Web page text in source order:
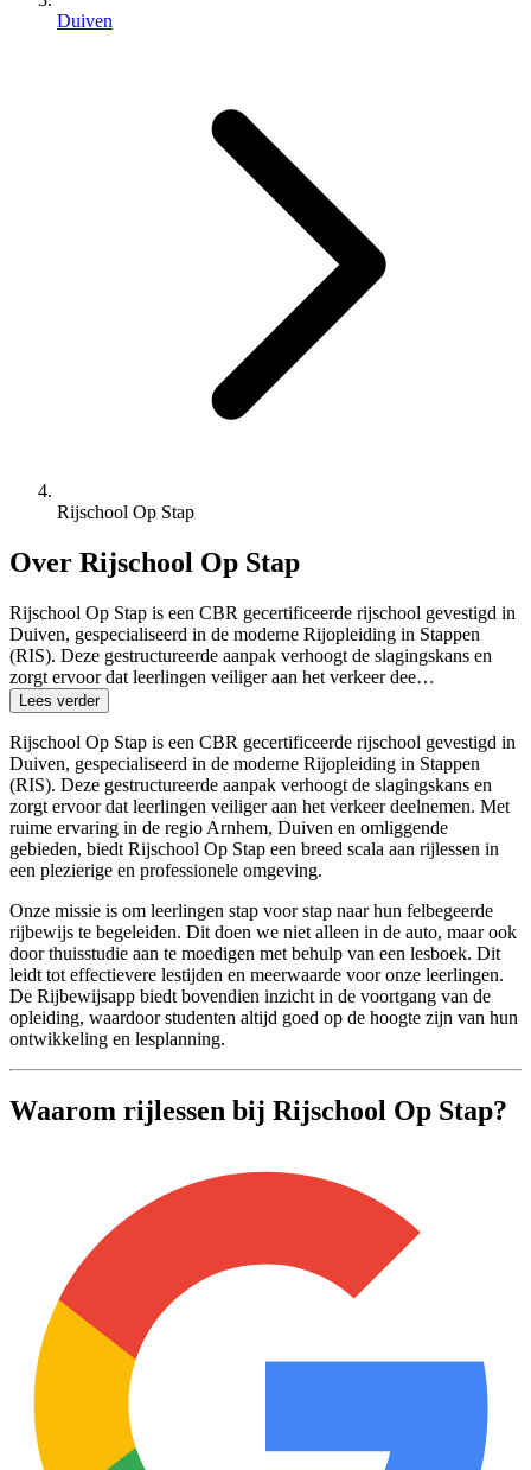
Duiven
Rijschool Op Stap
Over Rijschool Op Stap
Rijschool Op Stap is een CBR gecertificeerde rijschool gevestigd in
Duiven, gespecialiseerd in de moderne Rijopleiding in Stappen
(RIS). Deze gestructureerde aanpak verhoogt de slagingskans en
zorgt ervoor dat leerlingen veiliger aan het verkeer dee…
Lees verder
Rijschool Op Stap is een CBR gecertificeerde rijschool gevestigd in
Duiven, gespecialiseerd in de moderne Rijopleiding in Stappen
(RIS). Deze gestructureerde aanpak verhoogt de slagingskans en
zorgt ervoor dat leerlingen veiliger aan het verkeer deelnemen. Met
ruime ervaring in de regio Arnhem, Duiven en omliggende
gebieden, biedt Rijschool Op Stap een breed scala aan rijlessen in
een plezierige en professionele omgeving.
Onze missie is om leerlingen stap voor stap naar hun felbegeerde
rijbewijs te begeleiden. Dit doen we niet alleen in de auto, maar ook
door thuisstudie aan te moedigen met behulp van een lesboek. Dit
leidt tot effectievere lestijden en meerwaarde voor onze leerlingen.
De Rijbewijsapp biedt bovendien inzicht in de voortgang van de
opleiding, waardoor studenten altijd goed op de hoogte zijn van hun
ontwikkeling en lesplanning.
Waarom rijlessen bij Rijschool Op Stap?